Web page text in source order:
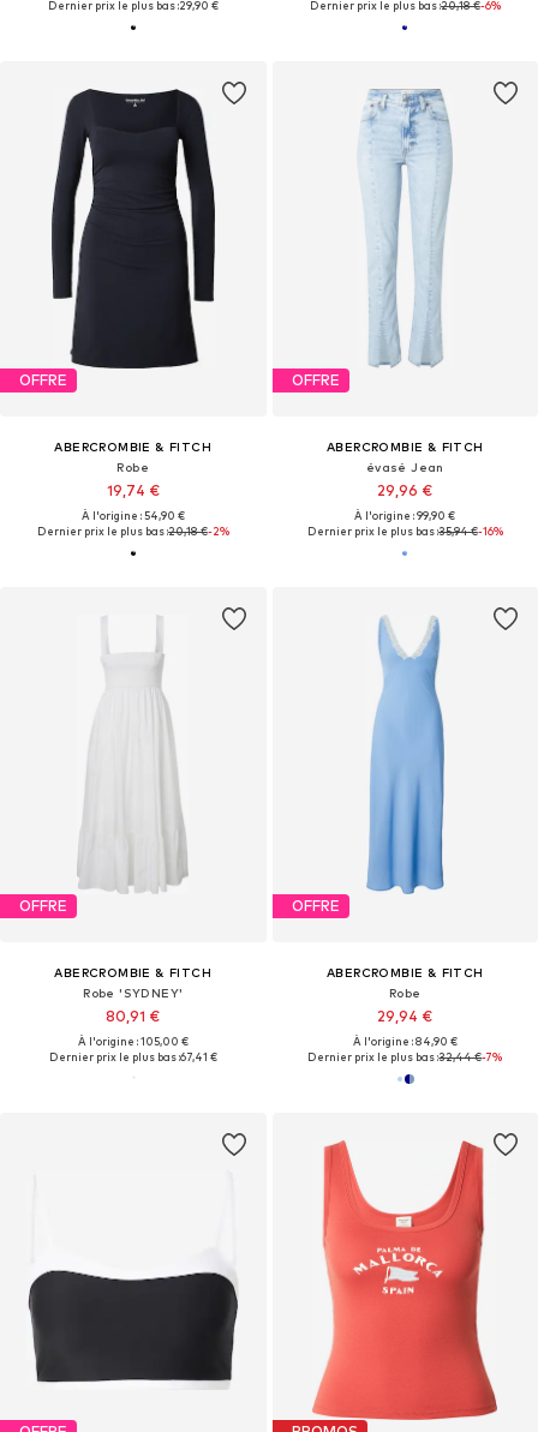
Dernier prix le plus bas :29,90 €
Dernier prix le plus bas :20,18 €-6%
OFFRE
ABERCROMBIE & FITCH
Robe
19,74 €
À l'origine : 54,90 €
Dernier prix le plus bas :20,18 €-2%
OFFRE
ABERCROMBIE & FITCH
évasé Jean
29,96 €
À l'origine : 99,90 €
Dernier prix le plus bas :35,94 €-16%
OFFRE
ABERCROMBIE & FITCH
Robe 'SYDNEY'
80,91 €
À l'origine : 105,00 €
Dernier prix le plus bas :67,41 €
OFFRE
ABERCROMBIE & FITCH
Robe
29,94 €
À l'origine : 84,90 €
Dernier prix le plus bas :32,44 €-7%